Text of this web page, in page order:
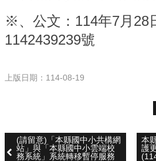
反
應
識
園
成
果
※、公文：114年7月28
1142439239號
上版日期：114-08-19
(請留意)「本縣國中小共構網
站」與「本縣國中小雲端校
務系統」系統轉移暫停服務
本
護